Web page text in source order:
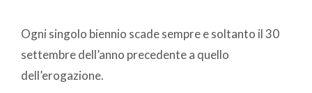
Ogni singolo biennio scade sempre e soltanto il 30
settembre dell’anno precedente a quello
dell’erogazione.